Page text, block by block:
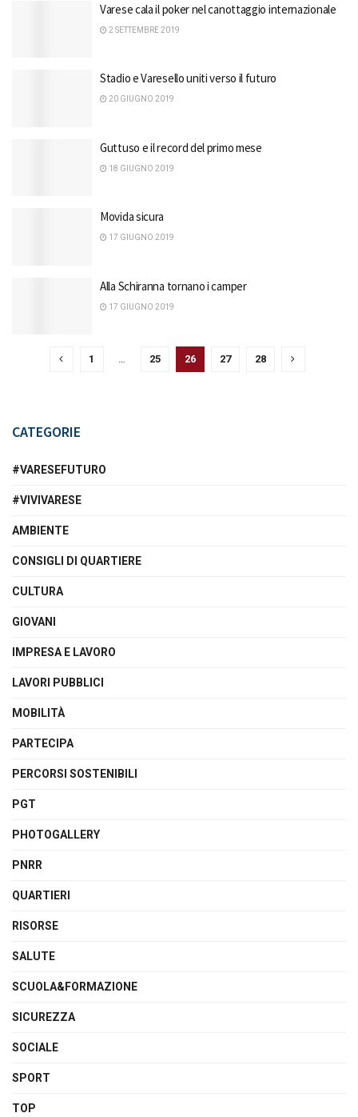
Varese cala il poker nel canottaggio internazionale
2 SETTEMBRE 2019
Stadio e Varesello uniti verso il futuro
20 GIUGNO 2019
Guttuso e il record del primo mese
18 GIUGNO 2019
Movida sicura
17 GIUGNO 2019
Alla Schiranna tornano i camper
17 GIUGNO 2019
1 … 25 26 27 28
CATEGORIE
#VARESEFUTURO
#VIVIVARESE
AMBIENTE
CONSIGLI DI QUARTIERE
CULTURA
GIOVANI
IMPRESA E LAVORO
LAVORI PUBBLICI
MOBILITÀ
PARTECIPA
PERCORSI SOSTENIBILI
PGT
PHOTOGALLERY
PNRR
QUARTIERI
RISORSE
SALUTE
SCUOLA&FORMAZIONE
SICUREZZA
SOCIALE
SPORT
TOP